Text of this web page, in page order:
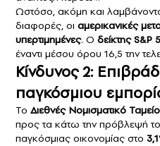
Ωστόσο, ακόμη και
διαφορές, οι αμερικανικές
υπερτιμημένες. Ο δείκτης S&P
έναντι μέσου όρου 16,5 την
Κίνδυνος 2:
παγκόσμιου
Το Διεθνές Νομισματικό Ταμείο
προς τα κάτω την πρόβλεψή
παγκόσμιας οικονομίας στο